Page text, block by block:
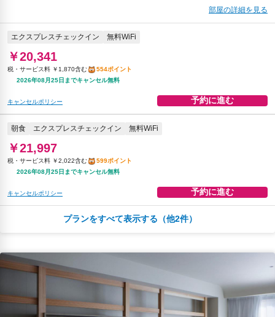
部屋の詳細を見る
エクスプレスチェックイン 無料WiFi
￥20,341
税・サービス料 ￥1,870含む
554ポイント
2026年08月25日までキャンセル無料
キャンセルポリシー 予約に進む
朝食 エクスプレスチェックイン 無料WiFi
￥21,997
税・サービス料 ￥2,022含む
599ポイント
2026年08月25日までキャンセル無料
キャンセルポリシー 予約に進む
エクスプレスチェックイン 無料WiFi
税・サービス料 ￥6,621含む
945ポイント
2026年08月23日までキャンセル無料
予約に進む
夕食 エクスプレスチェックイン 無料WiFi
プランをすべて表示する（他2件）